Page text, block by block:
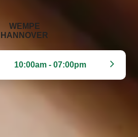
‭WEMPE
HANNOVER‬
10:00am - 07:00pm